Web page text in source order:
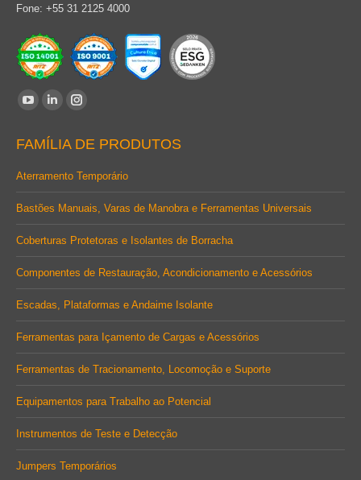
Fone: +55 31 2125 4000
Encontre-nos em:
opens
in
window
Linkedin
opens
in
window
Instagram
opens
in
window
FAMÍLIA DE PRODUTOS
Aterramento Temporário
Bastões Manuais, Varas de Manobra e Ferramentas Universais
Coberturas Protetoras e Isolantes de Borracha
Componentes de Restauração, Acondicionamento e Acessórios
Escadas, Plataformas e Andaime Isolante
Ferramentas para Içamento de Cargas e Acessórios
Ferramentas de Tracionamento, Locomoção e Suporte
Equipamentos para Trabalho ao Potencial
Instrumentos de Teste e Detecção
Jumpers Temporários